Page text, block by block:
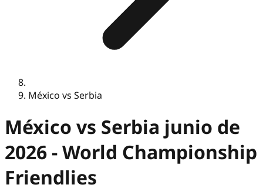
México vs Serbia
México vs Serbia junio de
2026 - World Championship
Friendlies